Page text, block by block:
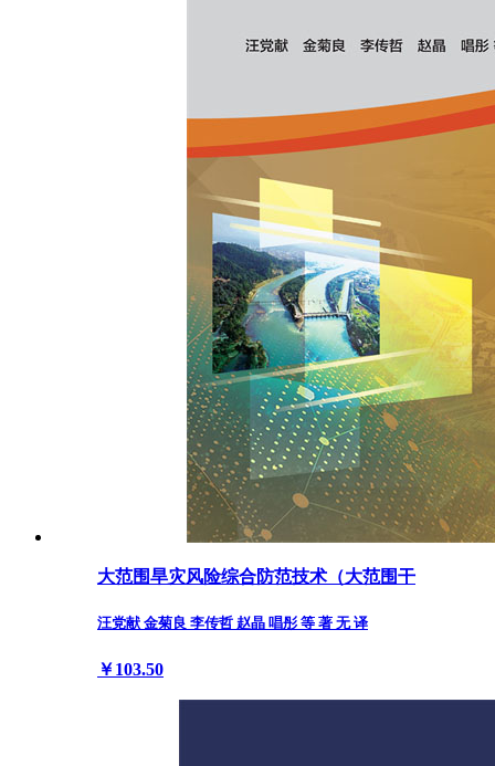
大范围旱灾风险综合防范技术（大范围干
汪党献 金菊良 李传哲 赵晶 唱彤 等 著 无 译
￥103.50